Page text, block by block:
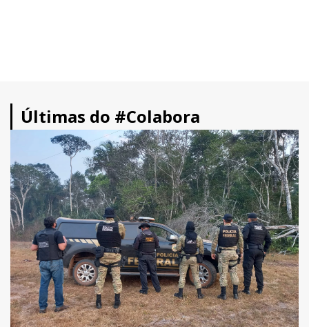
Últimas do #Colabora